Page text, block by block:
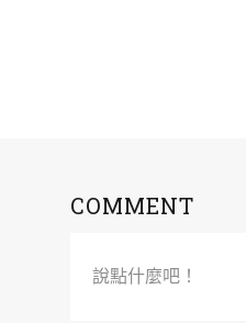
COMMENT
說點什麼吧！